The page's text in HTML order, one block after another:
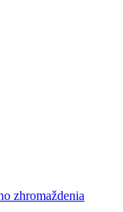
zhromaždenia